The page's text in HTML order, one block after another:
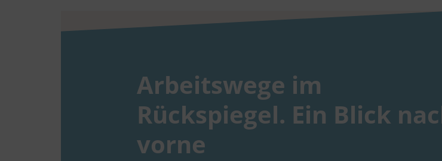
Arbeitswege im
Rückspiegel. Ein Blick
vorne